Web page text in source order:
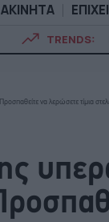
ΑΚΙΝΗΤΑ
TRENDS:
να λερώσετε τίμια